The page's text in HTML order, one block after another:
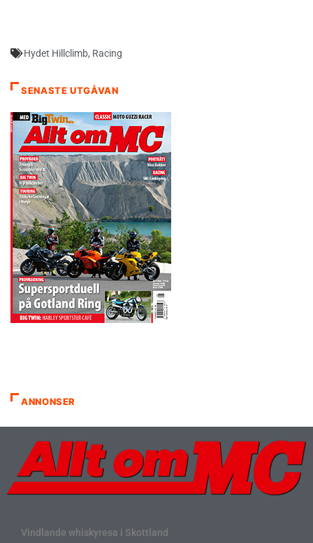
Hydet Hillclimb, Racing
SENASTE UTGÅVAN
ANNONSER
Vindlande whiskyresa i Skottland